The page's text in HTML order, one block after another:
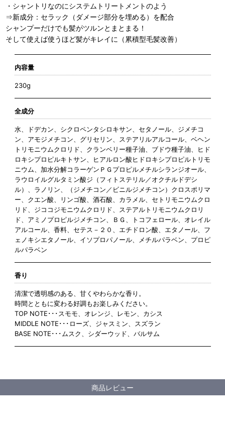
・シャントリなのにシステムトリートメントのよう
⇒新成分：セラック（ダメージ部分を埋める）を配合
シャンプーだけでも髪がツルンとまとまる！
そして使えば使うほど髪がキレイに（累積型毛髪改善）
内容量
230g
全成分
水、ドデカン、シクロペンタシロキサン、セタノール、ジメチコ
ン、アモジメチコン、グリセリン、ステアリルアルコール、ベヘン
トリモニウムクロリド、クランベリー種子油、ブドウ種子油、ヒド
ロキシプロピルキトサン、ヒアルロン酸ヒドロキシプロピルトリモ
ニウム、加水分解コラーゲンＰＧプロピルメチルシランジオール、
ラウロイルグルタミン酸ジ（フィトステリル／オクチルドデシ
ル）、ラノリン、（ジメチコン／ビニルジメチコン）クロスポリマ
ー、クエン酸、リンゴ酸、酒石酸、カラメル、セトリモニウムクロ
リド、ジココジモニウムクロリド、ステアルトリモニウムクロリ
ド、アミノプロピルジメチコン、ＢＧ、トコフェロール、オレイル
アルコール、香料、セテス－２０、エチドロン酸、エタノール、フ
ェノキシエタノール、イソプロパノール、メチルパラベン、プロピ
ルパラベン
香り
清潔で透明感のある、甘くやわらかな香り。
時間とともに変わる好調もお楽しみください。
TOP NOTE･･･スモモ、オレンジ、レモン、カシス
MIDDLE NOTE･･･ローズ、ジャスミン、スズラン
BASE NOTE･･･ムスク、シダーウッド、バルサム
商品レビュー